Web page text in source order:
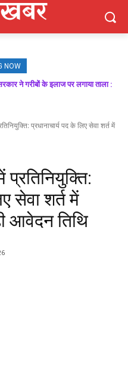
NOW
ने गरीबों के इलाज पर लगाया ताला :
प्रधानाचार्य पद के लिए सेवा शर्त में
सेवा शर्त में
आवेदन तिथि